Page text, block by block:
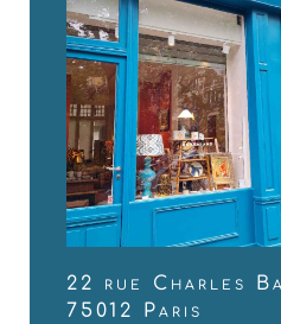
22 rue Charles
75012 Paris